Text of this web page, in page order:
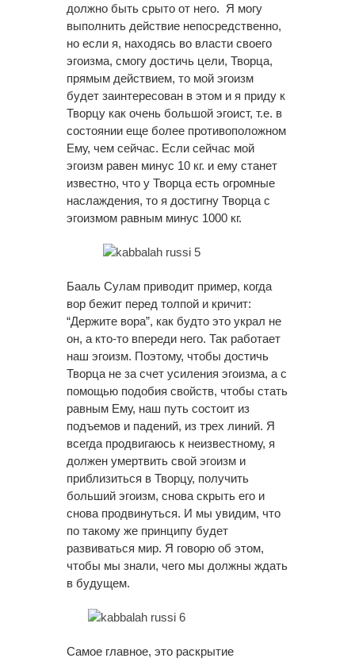
должно быть срыто от него. Я могу
выполнить действие непосредственно,
но если я, находясь во власти своего
эгоизма, смогу достичь цели, Творца,
прямым действием, то мой эгоизм
будет заинтересован в этом и я приду к
Творцу как очень большой эгоист, т.е. в
состоянии еще более противоположном
Ему, чем сейчас. Если сейчас мой
эгоизм равен минус 10 кг. и ему станет
известно, что у Творца есть огромные
наслаждения, то я достигну Творца с
эгоизмом равным минус 1000 кг.
Бааль Сулам приводит пример, когда
вор бежит перед толпой и кричит:
“Держите вора”, как будто это украл не
он, а кто-то впереди него. Так работает
наш эгоизм. Поэтому, чтобы достичь
Творца не за счет усиления эгоизма, а с
помощью подобия свойств, чтобы стать
равным Ему, наш путь состоит из
подъемов и падений, из трех линий. Я
всегда продвигаюсь к неизвестному, я
должен умертвить свой эгоизм и
приблизиться в Творцу, получить
больший эгоизм, снова скрыть его и
снова продвинуться. И мы увидим, что
по такому же принципу будет
развиваться мир. Я говорю об этом,
чтобы мы знали, чего мы должны ждать
в будущем.
Самое главное, это раскрытие